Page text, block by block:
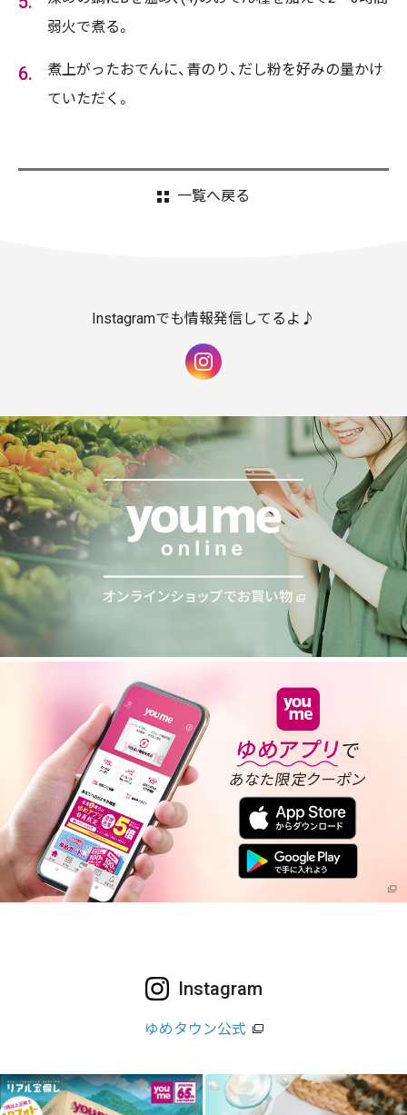
弱火で煮る。
煮上がったおでんに、青のり、だし粉を好みの量かけ
ていただく。
一覧へ戻る
Instagramでも情報発信してるよ♪
Instagram
ゆめタウン公式